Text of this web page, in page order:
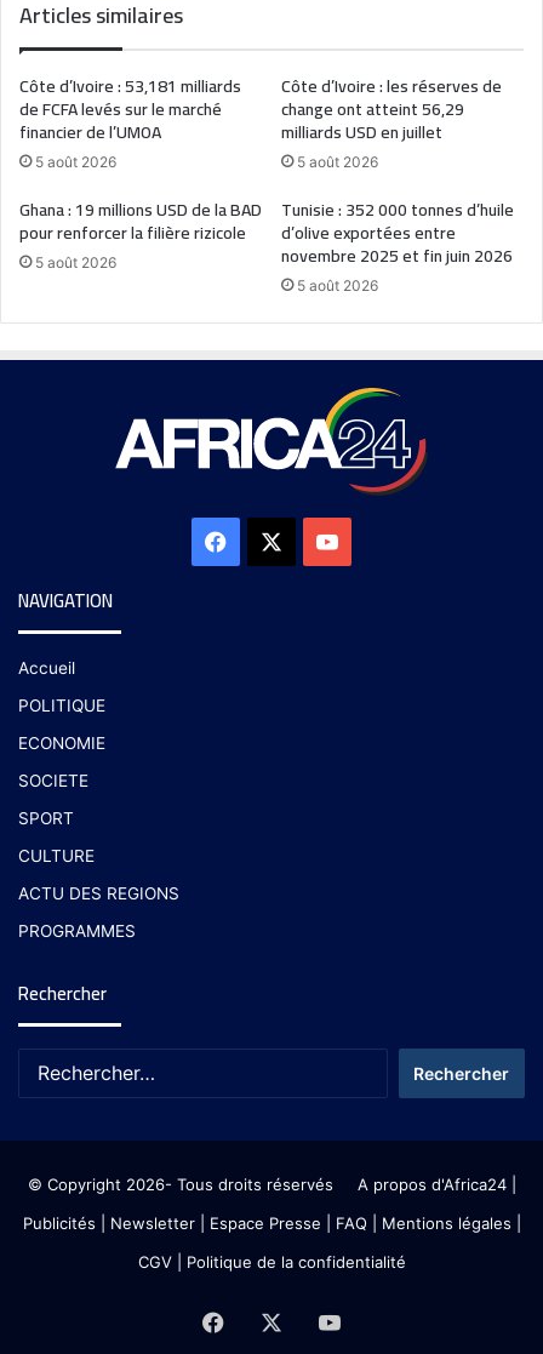
Articles similaires
Côte d’Ivoire : 53,181 milliards
de FCFA levés sur le marché
financier de l’UMOA
5 août 2026
Côte d’Ivoire : les réserves de
change ont atteint 56,29
milliards USD en juillet
5 août 2026
Ghana : 19 millions USD de la BAD
pour renforcer la filière rizicole
5 août 2026
Tunisie : 352 000 tonnes d’huile
d’olive exportées entre
novembre 2025 et fin juin 2026
5 août 2026
NAVIGATION
Accueil
POLITIQUE
ECONOMIE
SOCIETE
SPORT
CULTURE
ACTU DES REGIONS
PROGRAMMES
Rechercher
© Copyright 2026- Tous droits réservés A propos d'Africa24|
Publicités
Newsletter| Espace Presse | FAQ | Mentions légales
CGV| Politique de la confidentialité